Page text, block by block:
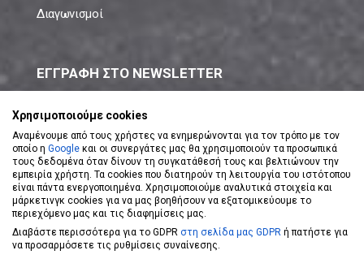
Διαγωνισμοί
ΕΓΓΡΑΦΗ ΣΤΟ NEWSLETTER
ΕΓΓΡΑΦΗ ΣΤΟ NEWSLETTER
Αποδέχομαι τουςΌρους Χρήσης
Χρησιμοποιούμε cookies
Αναμένουμε από τους χρήστες να ενημερώνονται για τον τρόπο με τον
οποίο η Google και οι συνεργάτες μας θα χρησιμοποιούν τα προσωπικά
τους δεδομένα όταν δίνουν τη συγκατάθεσή τους και βελτιώνουν την
εμπειρία χρήστη. Τα cookies που διατηρούν τη λειτουργία του ιστότοπου
είναι πάντα ενεργοποιημένα. Χρησιμοποιούμε αναλυτικά στοιχεία και
μάρκετινγκ cookies για να μας βοηθήσουν να εξατομικεύουμε το
περιεχόμενο μας και τις διαφημίσεις μας.
Διαβάστε περισσότερα για το GDPR στη σελίδα μας GDPR ή πατήστε για
να προσαρμόσετε τις ρυθμίσεις συναίνεσης.